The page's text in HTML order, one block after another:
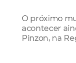
O próximo
acontecer
Pinzon, na